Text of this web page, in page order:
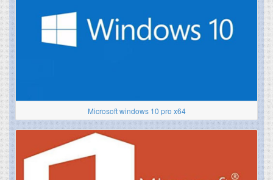
Microsoft windows 10 pro x64